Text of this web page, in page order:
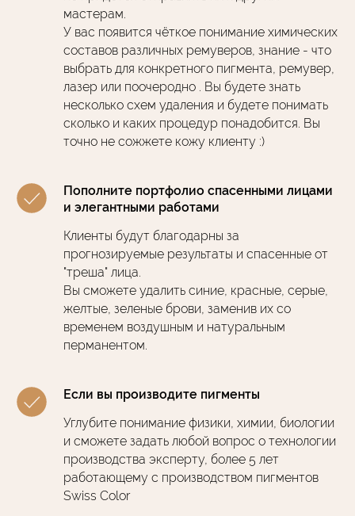
мастерам.
У вас появится чёткое понимание химических
составов различных ремуверов, знание - что
выбрать для конкретного пигмента, ремувер,
лазер или поочеродно . Вы будете знать
несколько схем удаления и будете понимать
сколько и каких процедур понадобится. Вы
точно не сожжете кожу клиенту :)
Пополните портфолио спасенными лицами
и элегантными работами
Клиенты будут благодарны за
прогнозируемые результаты и спасенные от
"треша" лица.
Вы сможете удалить синие, красные, серые,
желтые, зеленые брови, заменив их со
временем воздушным и натуральным
перманентом.
Если вы производите пигменты
Углубите понимание физики, химии, биологии
и сможете задать любой вопрос о технологии
производства эксперту, более 5 лет
работающему с производством пигментов
Swiss Color